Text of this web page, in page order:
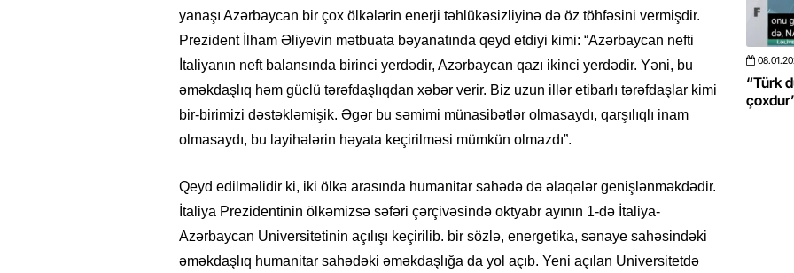
yanaşı Azərbaycan bir çox ölkələrin enerji təhlükəsizliyinə də öz töhfəsini vermişdir.
Prezident İlham Əliyevin mətbuata bəyanatında qeyd etdiyi kimi: “Azərbaycan nefti
İtaliyanın neft balansında birinci yerdədir, Azərbaycan qazı ikinci yerdədir. Yəni, bu
əməkdaşlıq həm güclü tərəfdaşlıqdan xəbər verir. Biz uzun illər etibarlı tərəfdaşlar kimi
bir-birimizi dəstəkləmişik. Əgər bu səmimi münasibətlər olmasaydı, qarşılıqlı inam
olmasaydı, bu layihələrin həyata keçirilməsi mümkün olmazdı”.
Qeyd edilməlidir ki, iki ölkə arasında humanitar sahədə də əlaqələr genişlənməkdədir.
İtaliya Prezidentinin ölkəmizsə səfəri çərçivəsində oktyabr ayının 1-də İtaliya-
Azərbaycan Universitetinin açılışı keçirilib. bir sözlə, energetika, sənaye sahəsindəki
əməkdaşlıq humanitar sahədəki əməkdaşlığa da yol açıb. Yeni açılan Universitetdə
Üstellə
“Azərbaycan onların çirkin oyununu
14.05.2026- 10:58 347
“ABŞ və Qərb Çinin daha da böyüməsini
istəmir”- VİDEO
08.01.2026- 10:50 424
“Türk dünyası ilə bağlı görüləcək
çoxdur” -VİDEO